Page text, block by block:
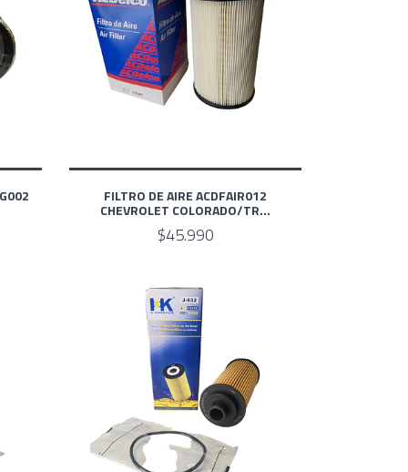
FILTRO DE AIRE ACDFAIR012
CHEVROLET COLORADO/TR...
$45.990